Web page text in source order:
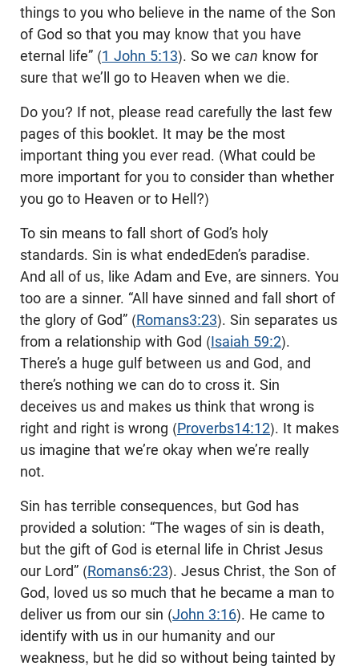
things to you who believe in the name of the Son
of God so that you may know that you have
eternal life” (1 John 5:13). So we can know for
sure that we’ll go to Heaven when we die.
Do you? If not, please read carefully the last few
pages of this booklet. It may be the most
important thing you ever read. (What could be
more important for you to consider than whether
you go to Heaven or to Hell?)
To sin means to fall short of God’s holy
standards. Sin is what endedEden’s paradise.
And all of us, like Adam and Eve, are sinners. You
too are a sinner. “All have sinned and fall short of
the glory of God” (Romans3:23). Sin separates us
from a relationship with God (Isaiah 59:2).
There’s a huge gulf between us and God, and
there’s nothing we can do to cross it. Sin
deceives us and makes us think that wrong is
right and right is wrong (Proverbs14:12). It makes
us imagine that we’re okay when we’re really
not.
Sin has terrible consequences, but God has
provided a solution: “The wages of sin is death,
but the gift of God is eternal life in Christ Jesus
our Lord” (Romans6:23). Jesus Christ, the Son of
God, loved us so much that he became a man to
deliver us from our sin (John 3:16). He came to
identify with us in our humanity and our
weakness, but he did so without being tainted by